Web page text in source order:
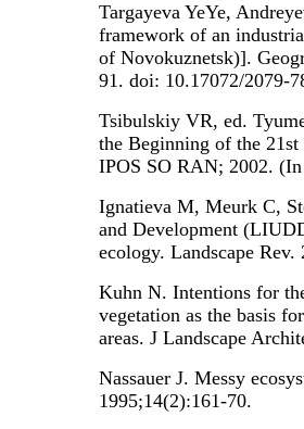
Targayeva YeYe,
framework of an
of Novokuznetsk)].
91. doi: 10.17072/2079-
Tsibulskiy VR, ed.
the Beginning of the
IPOS SO RAN; 2002.
Ignatieva M, Meurk C,
and Development
ecology. Landscape
Kuhn N. Intentions for
vegetation as the basis
areas. J Landscape
Nassauer J. Messy
1995;14(2):161-70.